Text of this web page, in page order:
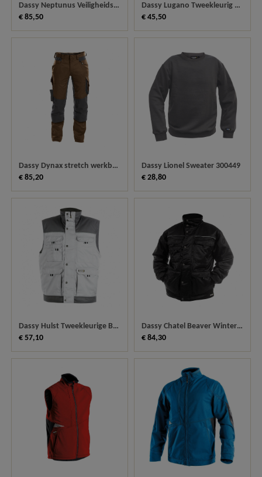
Dassy Neptunus Veiligheidsschoen S3 10007
€ 85,50
Dassy Lugano Tweekleurig Werkvest 300183
€ 45,50
Dassy Dynax stretch werkbroek met kniestukken 200980
€ 85,20
Dassy Lionel Sweater 300449
€ 28,80
Dassy Hulst Tweekleurige Bodywarmer 350051
€ 57,10
Dassy Chatel Beaver Winterjas 500084
€ 84,30